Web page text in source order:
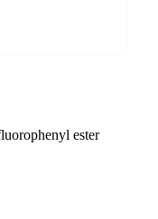
ester